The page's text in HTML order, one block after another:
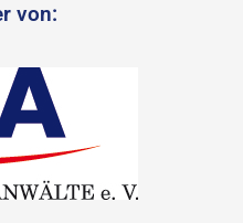
von: